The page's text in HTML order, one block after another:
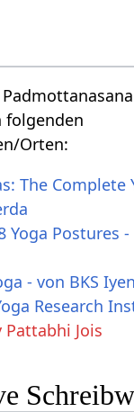
folgenden
Orten:
The Complete
Yoga Postures
- von BKS
Research
Jois